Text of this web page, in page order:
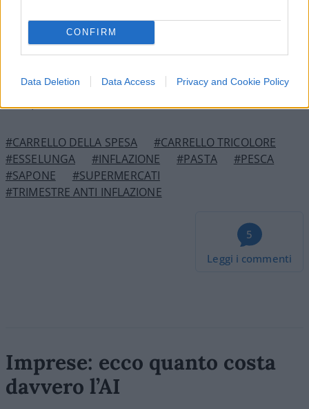
CONFIRM
Data Deletion Data Access Privacy and Cookie Policy
banconote abbiamo nel portafogli, ma il loro
potere d’acquisto. Con tutto il rispetto dei manuali
inflazione più icastica e soprattutto più
#CARRELLO DELLA SPESA
#CARRELLO TRICOLORE
#ESSELUNGA
#INFLAZIONE #PASTA
#PESCA
#SAPONE
#SUPERMERCATI
#TRIMESTRE ANTI INFLAZIONE
5
Leggi i commenti
Imprese: ecco quanto costa
davvero l’AI